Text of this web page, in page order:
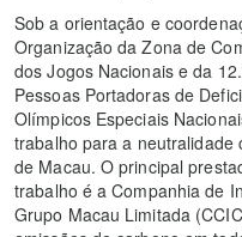
Sob a orientação e
Organização da Zona de
dos Jogos Nacionais e da 12.
Pessoas Portadoras de
Olímpicos Especiais
trabalho para a neutralidade
de Macau. O principal
trabalho é a Companhia de
Grupo Macau Limitada